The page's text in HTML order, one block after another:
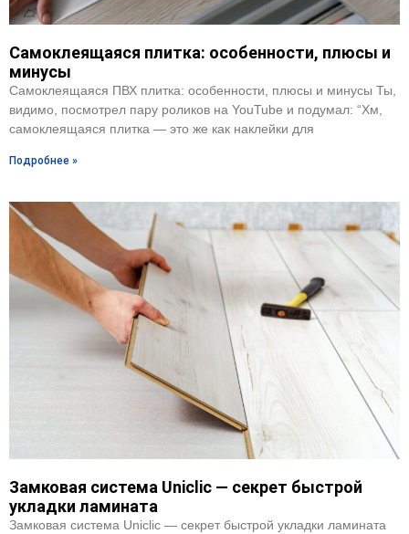
Самоклеящаяся плитка: особенности, плюсы и
минусы
Самоклеящаяся ПВХ плитка: особенности, плюсы и минусы Ты,
видимо, посмотрел пару роликов на YouTube и подумал: “Хм,
самоклеящаяся плитка — это же как наклейки для
Подробнее »
Замковая система Uniclic — секрет быстрой
укладки ламината
Замковая система Uniclic — секрет быстрой укладки ламината